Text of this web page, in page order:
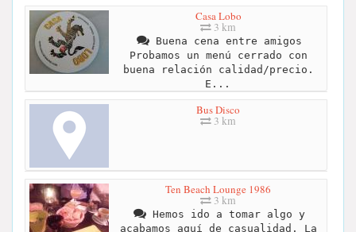
Casa Lobo
3 km
Buena cena entre amigos
Probamos un menú cerrado con
buena relación calidad/precio.
E...
Bus Disco
3 km
Ten Beach Lounge 1986
3 km
Hemos ido a tomar algo y
acabamos aquí de casualidad. La